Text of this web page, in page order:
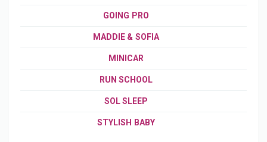
GOING PRO
MADDIE & SOFIA
MINICAR
RUN SCHOOL
SOL SLEEP
STYLISH BABY